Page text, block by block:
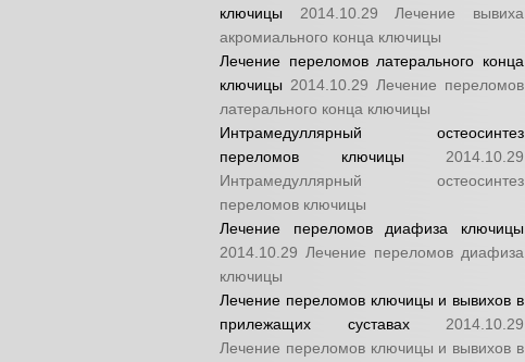
ключицы
2014.10.29
Лечение вывиха
акромиального конца ключицы
Лечение переломов латерального конца
ключицы 2014.10.29 Лечение переломов
латерального конца ключицы
Интрамедуллярный остеосинтез
переломов ключицы
2014.10.29
Интрамедуллярный остеосинтез
переломов ключицы
Лечение переломов диафиза ключицы
2014.10.29 Лечение переломов диафиза
ключицы
Лечение переломов ключицы и вывихов в
прилежащих суставах
2014.10.29
Лечение переломов ключицы и вывихов в